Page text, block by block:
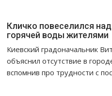
Кличко повеселился
горячей воды жителями
Киевский градоначальник
объяснил отсутствие в
вспомнив про трудности с